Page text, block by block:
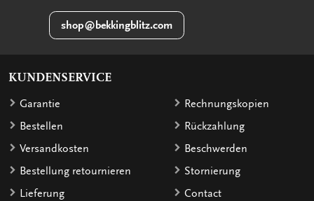
shop@bekkingblitz.com
KUNDENSERVICE
Garantie
Bestellen
Versandkosten
Bestellung retournieren
Lieferung
Rechnungskopien
Rückzahlung
Beschwerden
Stornierung
Contact